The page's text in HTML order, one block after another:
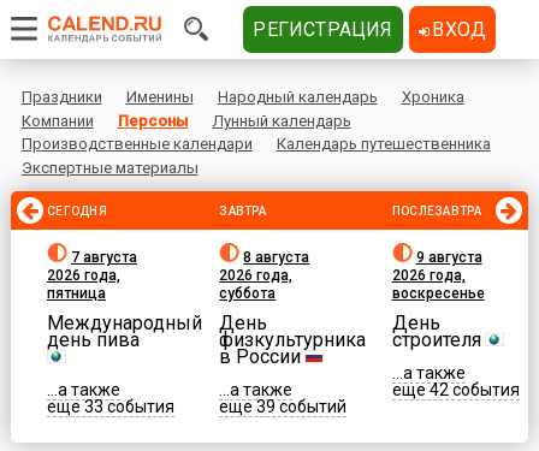
Праздники Именины Народный календарь
Хроника
Компании
Персоны
Лунный календарь
Производственные календари
Календарь путешественника
Экспертные материалы
СЕГОДНЯ
7 августа
2026 года,
пятница
Международный
день пива
...а также
еще 33 события
ЗАВТРА
8 августа
2026 года,
суббота
День
физкультурника
в России
...а также
еще 39 событий
ПОСЛЕЗАВТРА
9 августа
2026 года,
воскресенье
День
строителя
...а также
еще 42 события
РЕГИСТРАЦИЯ ВХОД